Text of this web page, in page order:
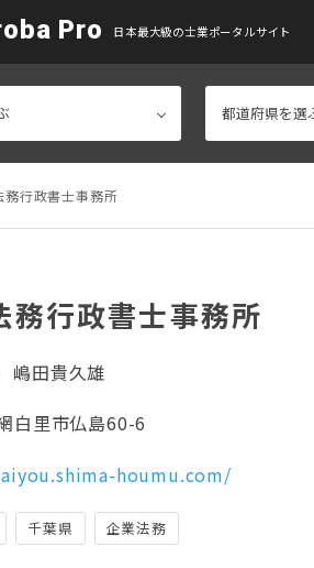
Pro 日本最大級の士業ポータルサイト
務行政書士事務所
務行政書士事務所
嶋田貴久雄
白里市仏島60-6
houmu.com/
千葉県 企業法務